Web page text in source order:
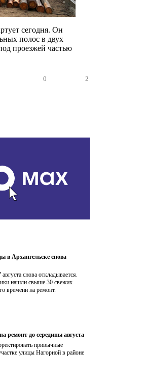
сегодня. Он
полос в двух
проезжей частью
0 2
в Архангельске снова
снова откладывается.
нашли свыше 30 свежих
времени на ремонт.
ремонт до середины августа
привычные
улицы Нагорной в районе